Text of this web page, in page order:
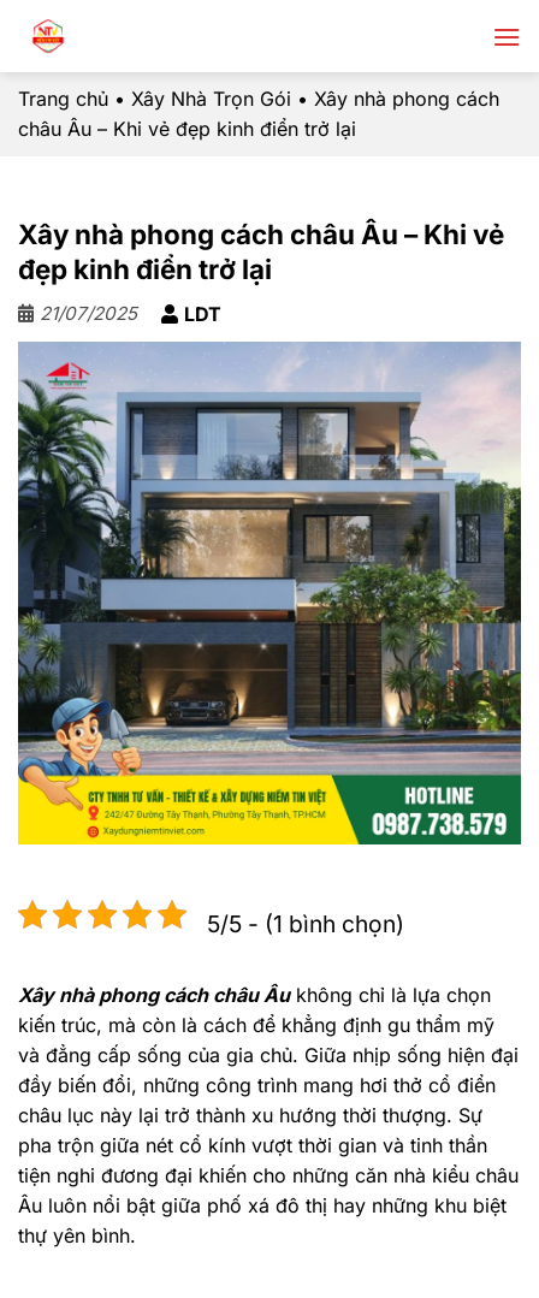
Chuyển
nội
dung
Trang chủ • Xây Nhà Trọn Gói • Xây nhà phong cách
châu Âu – Khi vẻ đẹp kinh điển trở lại
Xây nhà phong cách châu Âu – Khi vẻ
đẹp kinh điển trở lại
21/07/2025 LDT
5/5 - (1 bình chọn)
Xây nhà phong cách châu Âukhông chỉ là lựa chọn
kiến trúc, mà còn là cách để khẳng định gu thẩm mỹ
và đẳng cấp sống của gia chủ. Giữa nhịp sống hiện đại
đầy biến đổi, những công trình mang hơi thở cổ điển
châu lục này lại trở thành xu hướng thời thượng. Sự
pha trộn giữa nét cổ kính vượt thời gian và tinh thần
tiện nghi đương đại khiến cho những căn nhà kiểu châu
Âu luôn nổi bật giữa phố xá đô thị hay những khu biệt
thự yên bình.